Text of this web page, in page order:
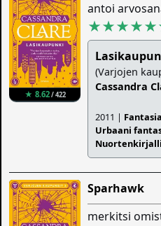
★ 8.62/ 422
antoi
(Varjojen
Cassandra
2011 | Fantasia
Urbaani
Sparhawk
merkitsi